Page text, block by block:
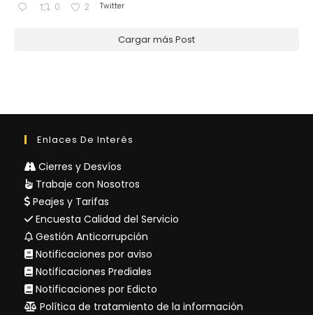
0 2 Twitter
Cargar más Post
Enlaces De Interés
Cierres y Desvíos
Trabaje con Nosotros
Peajes y Tarifas
Encuesta Calidad del Servicio
Gestión Anticorrupción
Notificaciones por aviso
Notificaciones Prediales
Notificaciones por Edicto
Política de tratamiento de la información